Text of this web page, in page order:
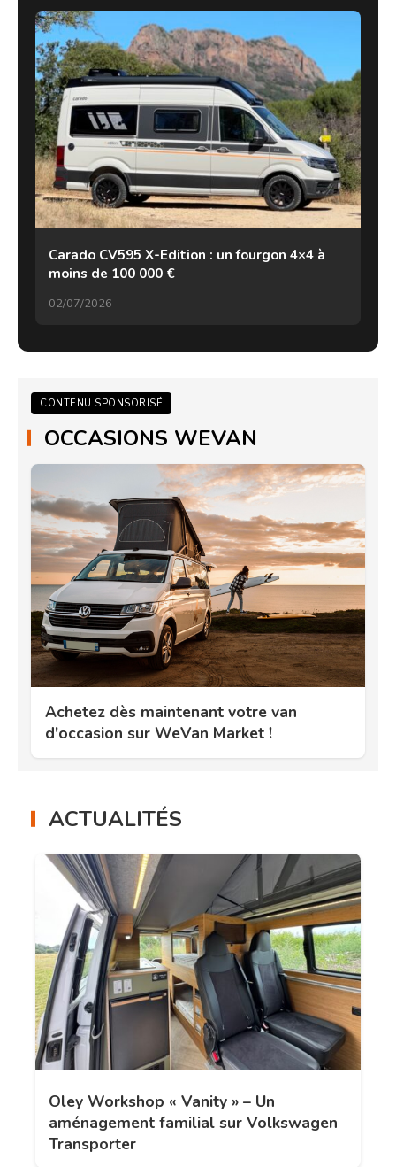
Carado CV595 X-Edition : un fourgon 4×4 à
moins de 100 000 €
02/07/2026
CONTENU SPONSORISÉ
OCCASIONS WEVAN
Achetez dès maintenant votre van
d'occasion sur WeVan Market !
ACTUALITÉS
Oley Workshop « Vanity » – Un
aménagement familial sur Volkswagen
Transporter